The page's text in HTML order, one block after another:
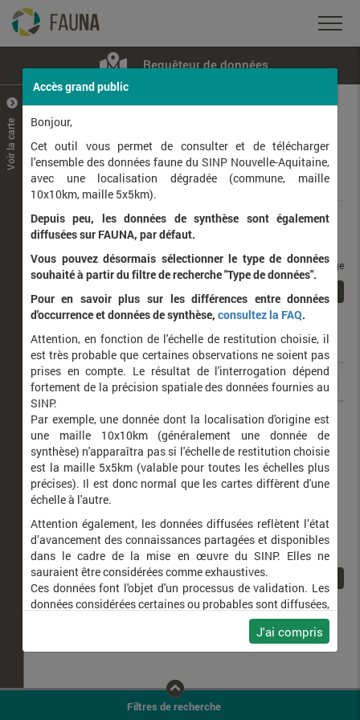
Requêteur de données
+
–
Voir la carte
Données
Rang taxonomique :
Affichage de1à 1sur1
taxons / page
Nom latin Nom vernaculaire
Clubiona brevipes
Filtres de recherche
Accès grand public
Bonjour,
Cet outil vous permet de consulter et de télécharger
l'ensemble des données faune du SINP Nouvelle-Aquitaine,
avec une localisation dégradée (commune, maille
10x10km, maille 5x5km).
Depuis peu, les données de synthèse sont également
diffusées sur FAUNA, par défaut.
Vous pouvez désormais sélectionner le type de données
souhaité à partir du filtre de recherche "Type de données".
Pour en savoir plus sur les différences entre données
d'occurrence et données de synthèse, consultez la FAQ.
Attention, en fonction de l'échelle de restitution choisie, il
est très probable que certaines observations ne soient pas
prises en compte. Le résultat de l'interrogation dépend
fortement de la précision spatiale des données fournies au
SINP.
Par exemple, une donnée dont la localisation d'origine est
une maille 10x10km (généralement une donnée de
synthèse) n'apparaîtra pas si l'échelle de restitution choisie
est la maille 5x5km (valable pour toutes les échelles plus
précises). Il est donc normal que les cartes diffèrent d'une
échelle à l'autre.
Attention également, les données diffusées reflètent l’état
d’avancement des connaissances partagées et disponibles
dans le cadre de la mise en œuvre du SINP. Elles ne
sauraient être considérées comme exhaustives.
Ces données font l'objet d'un processus de validation. Les
données considérées certaines ou probables sont diffusées,
ainsi que celles pour lesquelles la méthode n'est pas
J'ai compris